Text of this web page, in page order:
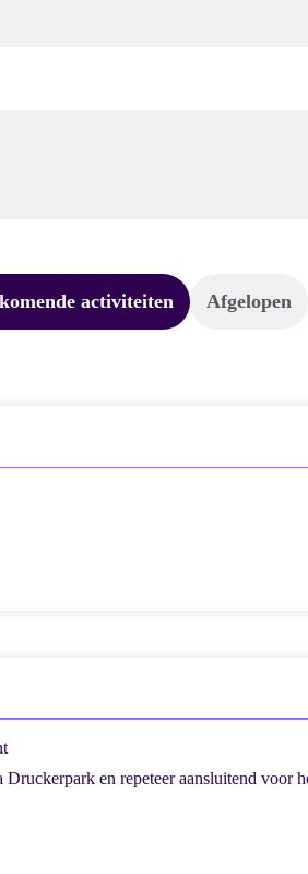
activiteiten Afgelopen
en repeteer aansluitend voor